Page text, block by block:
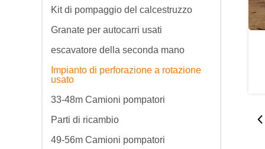
Kit di pompaggio del calcestruzzo
Granate per autocarri usati
escavatore della seconda mano
Impianto di perforazione a rotazione
usato
33-48m Camioni pompatori
Parti di ricambio
49-56m Camioni pompatori